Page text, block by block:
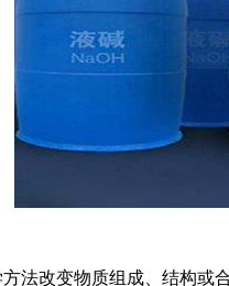
法改变物质组成、结构